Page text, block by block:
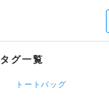
タグ一覧
トートバッグ